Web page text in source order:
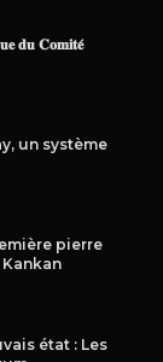
𝐝𝐮 𝐂𝐨𝐦𝐢𝐭𝐞́
un système
pierre
état : Les